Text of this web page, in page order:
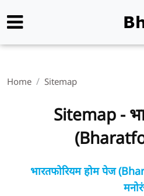
Home Sitemap
Sitemap -
भारतफोरियम होम पेज